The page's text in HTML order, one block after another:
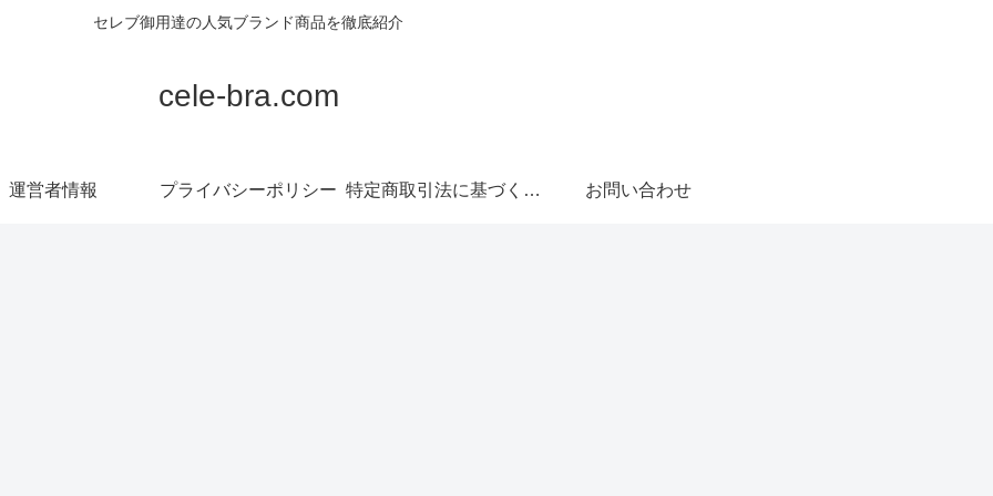
セレブ御用達の人気ブランド商品を徹底紹介
cele-bra.com
運営者情報 プライバシーポリシー 特定商取引法に基づく表記 お問い合わせ